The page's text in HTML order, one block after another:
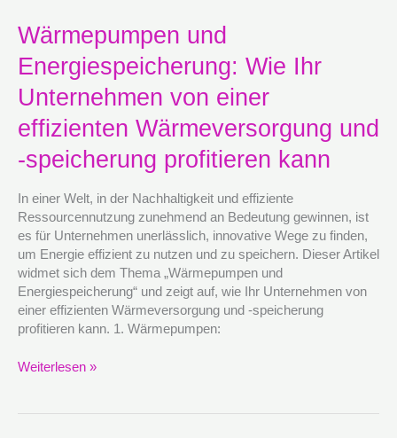
Wärmepumpen und
Energiespeicherung: Wie Ihr
Unternehmen von einer
effizienten Wärmeversorgung und
-speicherung profitieren kann
In einer Welt, in der Nachhaltigkeit und effiziente
Ressourcennutzung zunehmend an Bedeutung gewinnen, ist
es für Unternehmen unerlässlich, innovative Wege zu finden,
um Energie effizient zu nutzen und zu speichern. Dieser Artikel
widmet sich dem Thema „Wärmepumpen und
Energiespeicherung“ und zeigt auf, wie Ihr Unternehmen von
einer effizienten Wärmeversorgung und -speicherung
profitieren kann. 1. Wärmepumpen:
Wärmepumpen
und
Energiespeicherung:
Ihr
Unternehmen
von
einer
effizienten
Wärmeversorgung
und
-
speicherung
profitieren
kann
Weiterlesen »